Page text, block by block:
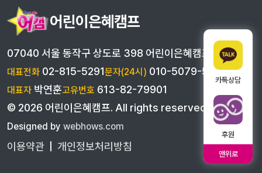
카톡상담
후원
맨위로
어린이은혜캠프
07040 서울 동작구 상도로 398 어린이은혜캠프
대표전화 02-815-5291문자(24시) 010-5079-5291
대표자 박연훈고유번호 613-82-79901
© 2026 어린이은혜캠프. All rights reserved
Designed by webhows.com
이용약관 개인정보처리방침